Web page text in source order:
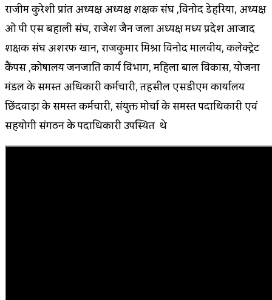
राजीम कुरेशी प्रांत अध्यक्ष अध्यक्ष शिक्षक संघ ,विनोद डेहरिया, अध्यक्ष
ओ पी एस बहाली संघ, राजेश जैन जिला अध्यक्ष मध्य प्रदेश आजाद
शिक्षक संघ अशरफ खान, राजकुमार मिश्रा विनोद मालवीय, कलेक्ट्रेट
कैंपस ,कोषालय जनजाति कार्य विभाग, महिला बाल विकास, योजना
मंडल के समस्त अधिकारी कर्मचारी, तहसील एसडीएम कार्यालय
छिंदवाड़ा के समस्त कर्मचारी, संयुक्त मोर्चा के समस्त पदाधिकारी एवं
सहयोगी संगठन के पदाधिकारी उपस्थित थे